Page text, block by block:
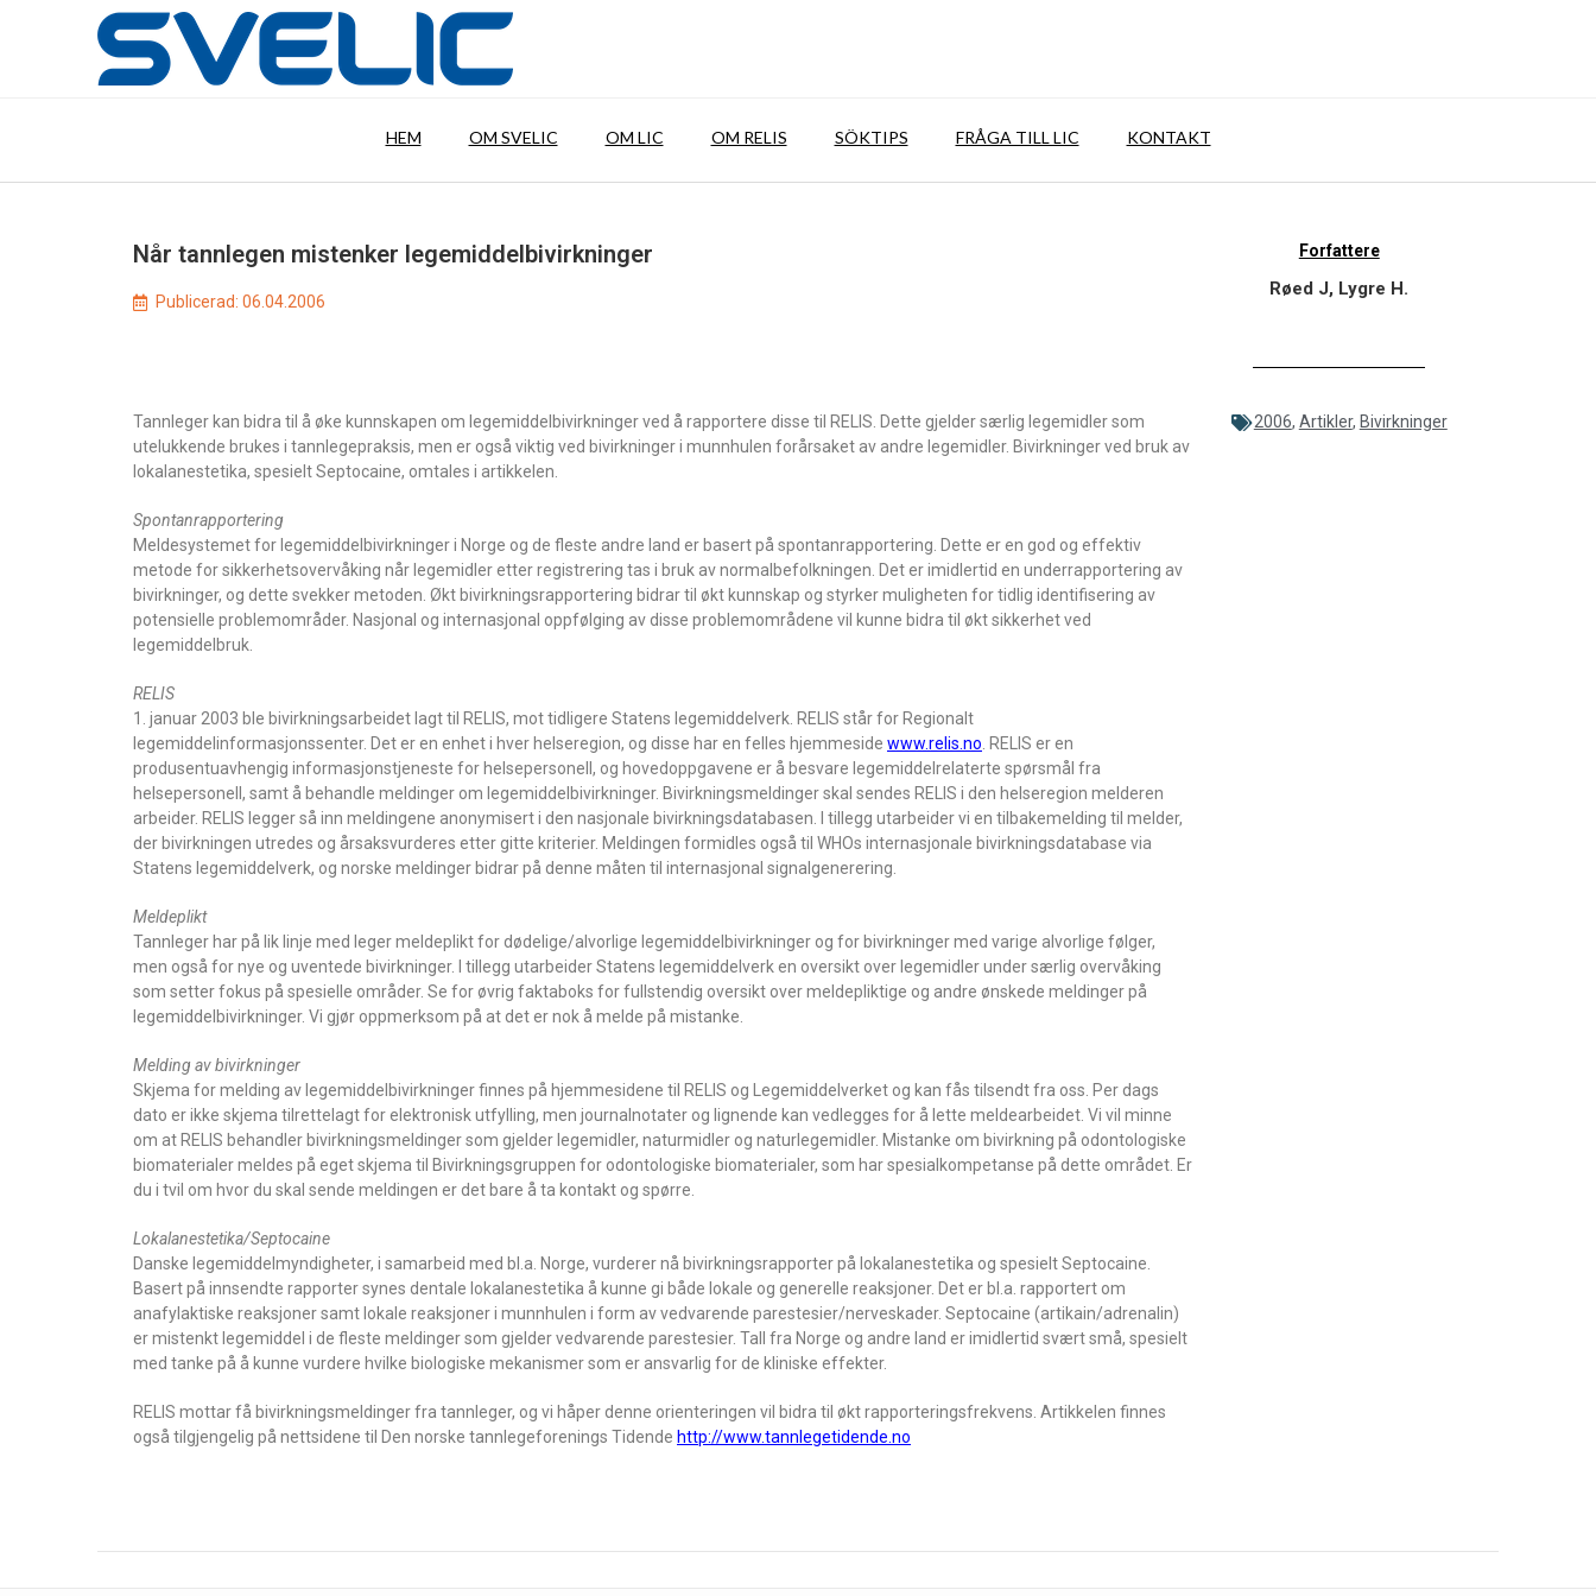
HEM OM SVELIC OM LIC OM RELIS SÖKTIPS FRÅGA TILL LIC KONTAKT
Når tannlegen mistenker legemiddelbivirkninger
Publicerad: 06.04.2006
Tannleger kan bidra til å øke kunnskapen om legemiddelbivirkninger ved å rapportere disse til RELIS. Dette gjelder særlig legemidler som
utelukkende brukes i tannlegepraksis, men er også viktig ved bivirkninger i munnhulen forårsaket av andre legemidler. Bivirkninger ved bruk av
lokalanestetika, spesielt Septocaine, omtales i artikkelen.
Spontanrapportering
Meldesystemet for legemiddelbivirkninger i Norge og de fleste andre land er basert på spontanrapportering. Dette er en god og effektiv
metode for sikkerhetsovervåking når legemidler etter registrering tas i bruk av normalbefolkningen. Det er imidlertid en underrapportering av
bivirkninger, og dette svekker metoden. Økt bivirkningsrapportering bidrar til økt kunnskap og styrker muligheten for tidlig identifisering av
potensielle problemområder. Nasjonal og internasjonal oppfølging av disse problemområdene vil kunne bidra til økt sikkerhet ved
legemiddelbruk.
RELIS
1. januar 2003 ble bivirkningsarbeidet lagt til RELIS, mot tidligere Statens legemiddelverk. RELIS står for Regionalt
legemiddelinformasjonssenter. Det er en enhet i hver helseregion, og disse har en felles hjemmeside www.relis.no . RELIS er en
produsentuavhengig informasjonstjeneste for helsepersonell, og hovedoppgavene er å besvare legemiddelrelaterte spørsmål fra
helsepersonell, samt å behandle meldinger om legemiddelbivirkninger. Bivirkningsmeldinger skal sendes RELIS i den helseregion melderen
arbeider. RELIS legger så inn meldingene anonymisert i den nasjonale bivirkningsdatabasen. I tillegg utarbeider vi en tilbakemelding til melder,
der bivirkningen utredes og årsaksvurderes etter gitte kriterier. Meldingen formidles også til WHOs internasjonale bivirkningsdatabase via
Statens legemiddelverk, og norske meldinger bidrar på denne måten til internasjonal signalgenerering.
Meldeplikt
Tannleger har på lik linje med leger meldeplikt for dødelige/alvorlige legemiddelbivirkninger og for bivirkninger med varige alvorlige følger,
men også for nye og uventede bivirkninger. I tillegg utarbeider Statens legemiddelverk en oversikt over legemidler under særlig overvåking
som setter fokus på spesielle områder. Se for øvrig faktaboks for fullstendig oversikt over meldepliktige og andre ønskede meldinger på
legemiddelbivirkninger. Vi gjør oppmerksom på at det er nok å melde på mistanke.
Melding av bivirkninger
Skjema for melding av legemiddelbivirkninger finnes på hjemmesidene til RELIS og Legemiddelverket og kan fås tilsendt fra oss. Per dags
dato er ikke skjema tilrettelagt for elektronisk utfylling, men journalnotater og lignende kan vedlegges for å lette meldearbeidet. Vi vil minne
om at RELIS behandler bivirkningsmeldinger som gjelder legemidler, naturmidler og naturlegemidler. Mistanke om bivirkning på odontologiske
biomaterialer meldes på eget skjema til Bivirkningsgruppen for odontologiske biomaterialer, som har spesialkompetanse på dette området. Er
du i tvil om hvor du skal sende meldingen er det bare å ta kontakt og spørre.
Lokalanestetika/Septocaine
Danske legemiddelmyndigheter, i samarbeid med bl.a. Norge, vurderer nå bivirkningsrapporter på lokalanestetika og spesielt Septocaine.
Basert på innsendte rapporter synes dentale lokalanestetika å kunne gi både lokale og generelle reaksjoner. Det er bl.a. rapportert om
anafylaktiske reaksjoner samt lokale reaksjoner i munnhulen i form av vedvarende parestesier/nerveskader. Septocaine (artikain/adrenalin)
er mistenkt legemiddel i de fleste meldinger som gjelder vedvarende parestesier. Tall fra Norge og andre land er imidlertid svært små, spesielt
med tanke på å kunne vurdere hvilke biologiske mekanismer som er ansvarlig for de kliniske effekter.
RELIS mottar få bivirkningsmeldinger fra tannleger, og vi håper denne orienteringen vil bidra til økt rapporteringsfrekvens. Artikkelen finnes
også tilgjengelig på nettsidene til Den norske tannlegeforenings Tidende http://www.tannlegetidende.no
Forfattere
Røed J, Lygre H.
2006, Artikler, Bivirkninger